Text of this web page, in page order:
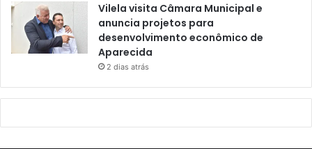
Vilela visita Câmara Municipal e
anuncia projetos para
desenvolvimento econômico de
Aparecida
2 dias atrás